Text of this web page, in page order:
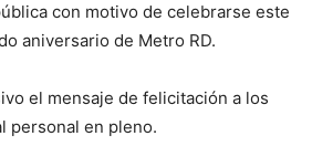
con motivo de celebrarse este
aniversario de Metro RD.
el mensaje de felicitación a los
personal en pleno.